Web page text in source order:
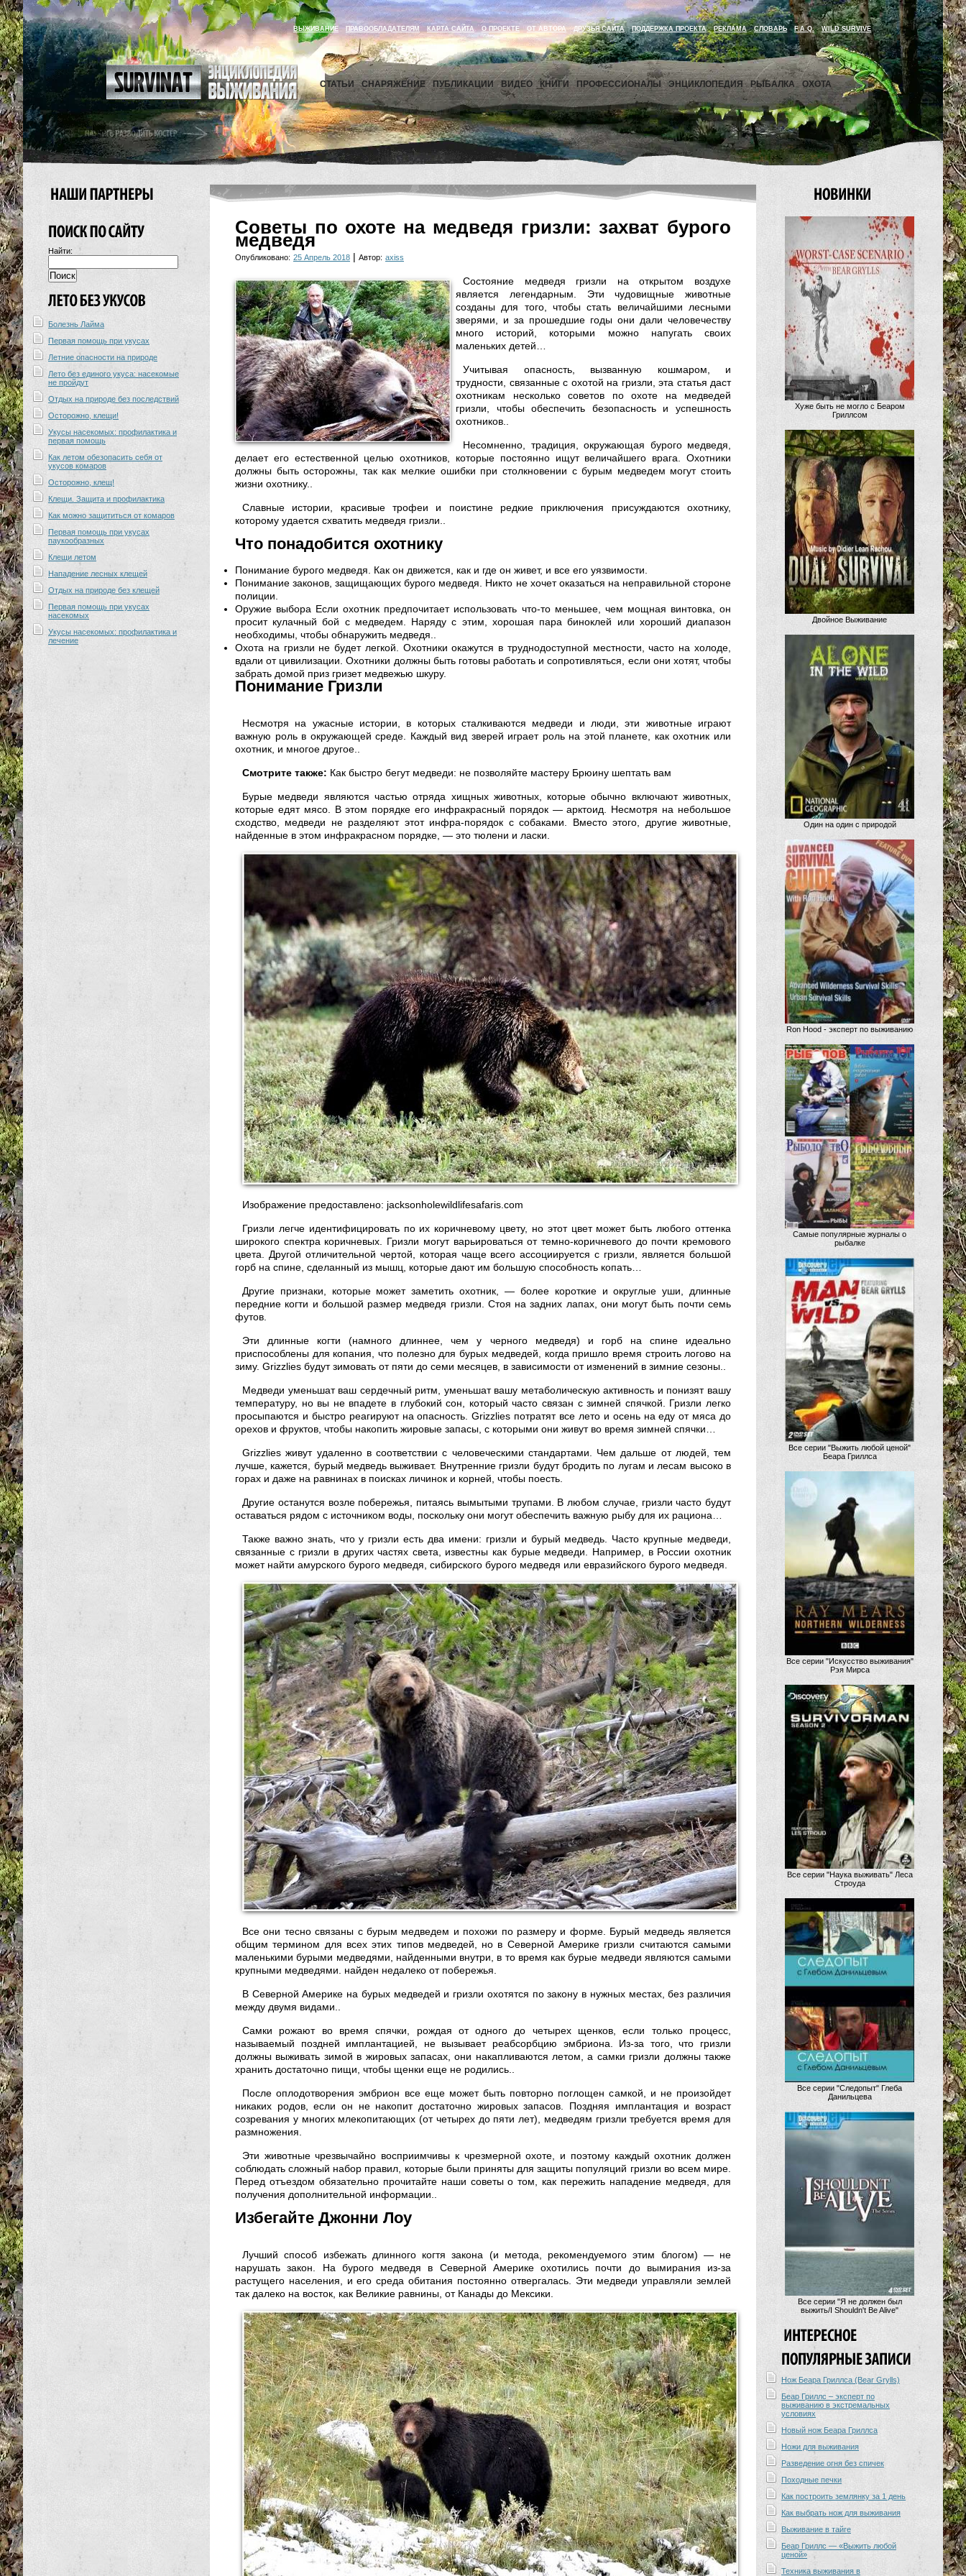
ВЫЖИВАНИЕ ПРАВООБЛАДАТЕЛЯМ КАРТА САЙТА О ПРОЕКТЕ ОТ АВТОРА ДРУЗЬЯ САЙТА ПОДДЕРЖКА ПРОЕКТА РЕКЛАМА СЛОВАРЬ F.A.Q. WILD SURVIVE
СТАТЬИ СНАРЯЖЕНИЕ ПУБЛИКАЦИИ ВИДЕО КНИГИ ПРОФЕССИОНАЛЫ ЭНЦИКЛОПЕДИЯ РЫБАЛКА ОХОТА
Найти:
Болезнь Лайма
Первая помощь при укусах
Летние опасности на природе
Лето без единого укуса: насекомые
не пройдут
Отдых на природе без последствий
Осторожно, клещи!
Укусы насекомых: профилактика и
первая помощь
Как летом обезопасить себя от
укусов комаров
Осторожно, клещ!
Клещи. Защита и профилактика
Как можно защититься от комаров
Первая помощь при укусах
паукообразных
Клещи летом
Нападение лесных клещей
Отдых на природе без клещей
Первая помощь при укусах
насекомых
Укусы насекомых: профилактика и
лечение
Советы по охоте на медведя гризли: захват бурого
медведя
Опубликовано: 25 Апрель 2018 | Автор: axiss
Состояние медведя гризли на открытом воздухе
является легендарным. Эти чудовищные животные
созданы для того, чтобы стать величайшими лесными
зверями, и за прошедшие годы они дали человечеству
много историй, которыми можно напугать своих
маленьких детей…
Учитывая опасность, вызванную кошмаром, и
трудности, связанные с охотой на гризли, эта статья даст
охотникам несколько советов по охоте на медведей
гризли, чтобы обеспечить безопасность и успешность
охотников..
Несомненно, традиция, окружающая бурого медведя,
делает его естественной целью охотников, которые постоянно ищут величайшего врага. Охотники
должны быть осторожны, так как мелкие ошибки при столкновении с бурым медведем могут стоить
жизни охотнику..
Славные истории, красивые трофеи и поистине редкие приключения присуждаются охотнику,
которому удается схватить медведя гризли..
Что понадобится охотнику
Понимание бурого медведя. Как он движется, как и где он живет, и все его уязвимости.
Понимание законов, защищающих бурого медведя. Никто не хочет оказаться на неправильной стороне
полиции.
Оружие выбора Если охотник предпочитает использовать что-то меньшее, чем мощная винтовка, он
просит кулачный бой с медведем. Наряду с этим, хорошая пара биноклей или хороший диапазон
необходимы, чтобы обнаружить медведя..
Охота на гризли не будет легкой. Охотники окажутся в труднодоступной местности, часто на холоде,
вдали от цивилизации. Охотники должны быть готовы работать и сопротивляться, если они хотят, чтобы
забрать домой приз гризет медвежью шкуру.
Понимание Гризли
Несмотря на ужасные истории, в которых сталкиваются медведи и люди, эти животные играют
важную роль в окружающей среде. Каждый вид зверей играет роль на этой планете, как охотник или
охотник, и многое другое..
Смотрите также: Как быстро бегут медведи: не позволяйте мастеру Брюину шептать вам
Бурые медведи являются частью отряда хищных животных, которые обычно включают животных,
которые едят мясо. В этом порядке его инфракрасный порядок — арктоид. Несмотря на небольшое
сходство, медведи не разделяют этот инфра-порядок с собаками. Вместо этого, другие животные,
найденные в этом инфракрасном порядке, — это тюлени и ласки.
Изображение предоставлено: jacksonholewildlifesafaris.com
Гризли легче идентифицировать по их коричневому цвету, но этот цвет может быть любого оттенка
широкого спектра коричневых. Гризли могут варьироваться от темно-коричневого до почти кремового
цвета. Другой отличительной чертой, которая чаще всего ассоциируется с гризли, является большой
горб на спине, сделанный из мышц, которые дают им большую способность копать…
Другие признаки, которые может заметить охотник, — более короткие и округлые уши, длинные
передние когти и большой размер медведя гризли. Стоя на задних лапах, они могут быть почти семь
футов.
Эти длинные когти (намного длиннее, чем у черного медведя) и горб на спине идеально
приспособлены для копания, что полезно для бурых медведей, когда пришло время строить логово на
зиму. Grizzlies будут зимовать от пяти до семи месяцев, в зависимости от изменений в зимние сезоны..
Медведи уменьшат ваш сердечный ритм, уменьшат вашу метаболическую активность и понизят вашу
температуру, но вы не впадете в глубокий сон, который часто связан с зимней спячкой. Гризли легко
просыпаются и быстро реагируют на опасность. Grizzlies потратят все лето и осень на еду от мяса до
орехов и фруктов, чтобы накопить жировые запасы, с которыми они живут во время зимней спячки…
Grizzlies живут удаленно в соответствии с человеческими стандартами. Чем дальше от людей, тем
лучше, кажется, бурый медведь выживает. Внутренние гризли будут бродить по лугам и лесам высоко в
горах и даже на равнинах в поисках личинок и корней, чтобы поесть.
Другие останутся возле побережья, питаясь вымытыми трупами. В любом случае, гризли часто будут
оставаться рядом с источником воды, поскольку они могут обеспечить важную рыбу для их рациона…
Также важно знать, что у гризли есть два имени: гризли и бурый медведь. Часто крупные медведи,
связанные с гризли в других частях света, известны как бурые медведи. Например, в России охотник
может найти амурского бурого медведя, сибирского бурого медведя или евразийского бурого медведя.
Все они тесно связаны с бурым медведем и похожи по размеру и форме. Бурый медведь является
общим термином для всех этих типов медведей, но в Северной Америке гризли считаются самыми
маленькими бурыми медведями, найденными внутри, в то время как бурые медведи являются самыми
крупными медведями. найден недалеко от побережья.
В Северной Америке на бурых медведей и гризли охотятся по закону в нужных местах, без различия
между двумя видами..
Самки рожают во время спячки, рождая от одного до четырех щенков, если только процесс,
называемый поздней имплантацией, не вызывает реабсорбцию эмбриона. Из-за того, что гризли
должны выживать зимой в жировых запасах, они накапливаются летом, а самки гризли должны также
хранить достаточно пищи, чтобы щенки еще не родились..
После оплодотворения эмбрион все еще может быть повторно поглощен самкой, и не произойдет
никаких родов, если он не накопит достаточно жировых запасов. Поздняя имплантация и возраст
созревания у многих млекопитающих (от четырех до пяти лет), медведям гризли требуется время для
размножения.
Эти животные чрезвычайно восприимчивы к чрезмерной охоте, и поэтому каждый охотник должен
соблюдать сложный набор правил, которые были приняты для защиты популяций гризли во всем мире.
Перед отъездом обязательно прочитайте наши советы о том, как пережить нападение медведя, для
получения дополнительной информации..
Избегайте Джонни Лоу
Лучший способ избежать длинного когтя закона (и метода, рекомендуемого этим блогом) — не
нарушать закон. На бурого медведя в Северной Америке охотились почти до вымирания из-за
растущего населения, и его среда обитания постоянно отвергалась. Эти медведи управляли землей
так далеко на восток, как Великие равнины, от Канады до Мексики.
Хуже быть не могло с Беаром
Гриллсом
Двойное Выживание
Один на один с природой
Ron Hood - эксперт по выживанию
Самые популярные журналы о
рыбалке
Все серии "Выжить любой ценой"
Беара Гриллса
Все серии "Искусство выживания"
Рэя Мирса
Все серии "Наука выживать" Леса
Строуда
Все серии "Следопыт" Глеба
Данильцева
Все серии "Я не должен был
выжить/I Shouldn't Be Alive"
Нож Беара Гриллса (Bear Grylls)
Беар Гриллс – эксперт по
выживанию в экстремальных
условиях
Новый нож Беара Гриллса
Ножи для выживания
Разведение огня без спичек
Походные печки
Как построить землянку за 1 день
Как выбрать нож для выживания
Выживание в тайге
Беар Гриллс — «Выжить любой
ценой»
Техника выживания в